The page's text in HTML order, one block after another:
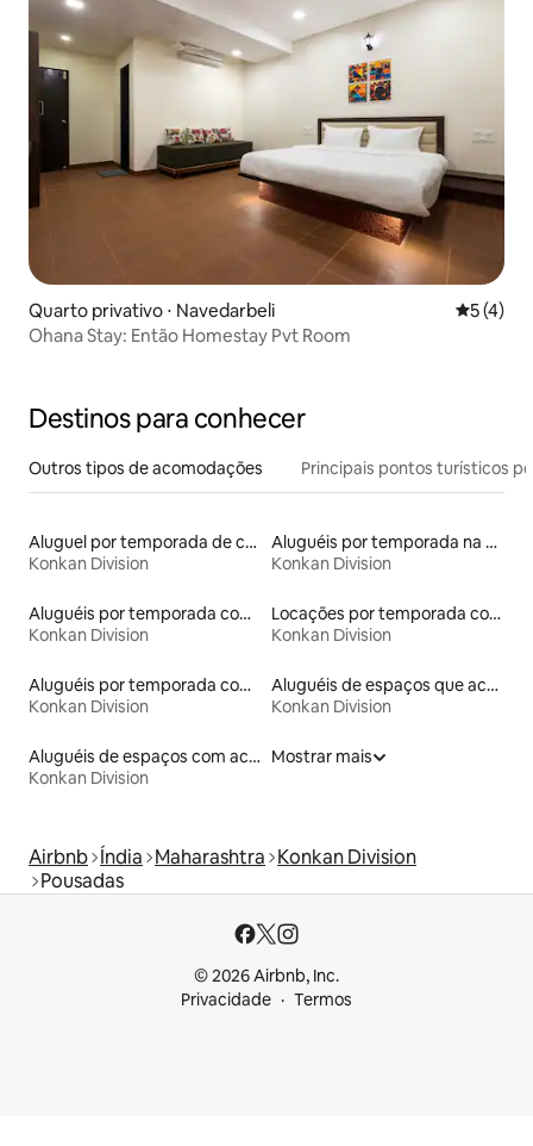
Quarto privativo ⋅ Navedarbeli 5 de
5 (4)
Ohana Stay: Então Homestay Pvt Room
Destinos para conhecer
Outros tipos de acomodações Principais pontos turísticos
Aluguel por temporada de casas arredondadas
Konkan Division
Aluguéis por temporada na orla
Konkan Division
Aluguéis por temporada com caiaque
Konkan Division
Locações por temporada com piscina
Konkan Division
Aluguéis por temporada com café da manhã
Konkan Division
Aluguéis de espaços que aceitam animais de estimação
Konkan Division
Aluguéis de espaços com acesso direto a pistas de esqui
Konkan Division
Mostrar mais
Airbnb Índia Maharashtra Konkan Division
Pousadas
© 2026 Airbnb, Inc.
Privacidade
Termos